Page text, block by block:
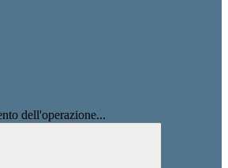
dell'operazione...